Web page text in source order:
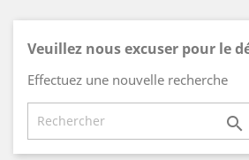
Veuillez nous excuser pour le
Effectuez une nouvelle recherche
